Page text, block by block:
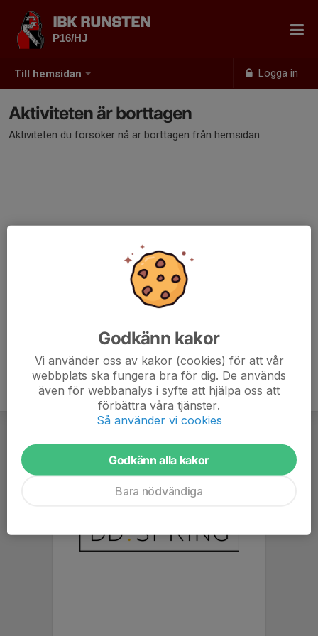
Till hemsidan Logga in
IBK RUNSTEN
P16/HJ
Aktiviteten är borttagen
Aktiviteten du försöker nå är borttagen från hemsidan.
Godkänn kakor
Vi använder oss av kakor (cookies) för att vår
webbplats ska fungera bra för dig. De används
även för webbanalys i syfte att hjälpa oss att
förbättra våra tjänster.
Så använder vi cookies
Godkänn alla kakor
Bara nödvändiga